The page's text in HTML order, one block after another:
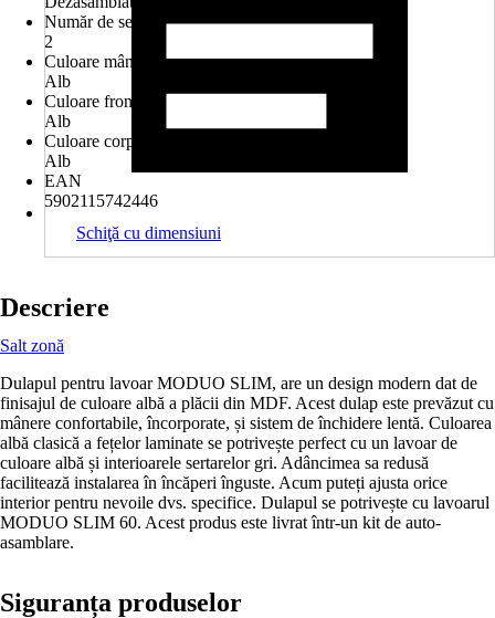
Număr de sertare
2
Culoare mâner
Alb
Culoare front
Alb
Culoare corp
Alb
EAN
5902115742446
Schiţă cu dimensiuni
Descriere
Salt zonă
Dulapul pentru lavoar MODUO SLIM, are un design modern dat de
finisajul de culoare albă a plăcii din MDF. Acest dulap este prevăzut cu
mânere confortabile, încorporate, și sistem de închidere lentă. Culoarea
albă clasică a fețelor laminate se potrivește perfect cu un lavoar de
culoare albă și interioarele sertarelor gri. Adâncimea sa redusă
facilitează instalarea în încăperi înguste. Acum puteți ajusta orice
interior pentru nevoile dvs. specifice. Dulapul se potrivește cu lavoarul
MODUO SLIM 60. Acest produs este livrat într-un kit de auto-
asamblare.
Siguranța produselor